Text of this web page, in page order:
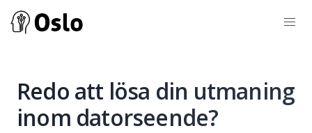
Redo att lösa din utmaning
inom datorseende?